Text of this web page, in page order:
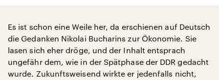
Es ist schon eine Weile her, da erschienen auf Deutsch
die Gedanken Nikolai Bucharins zur Ökonomie. Sie
lasen sich eher dröge, und der Inhalt entsprach
ungefähr dem, wie in der Spätphase der DDR gedacht
wurde. Zukunftsweisend wirkte er jedenfalls nicht,